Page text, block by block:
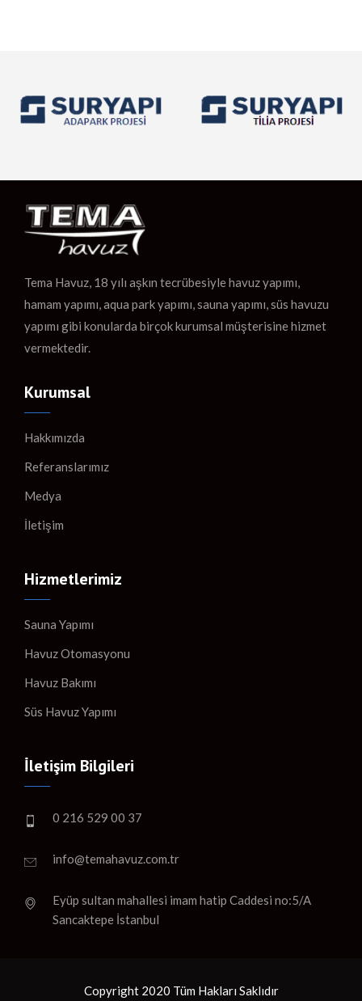
Tema Havuz, 18 yılı aşkın tecrübesiyle havuz yapımı,
hamam yapımı, aqua park yapımı, sauna yapımı, süs havuzu
yapımı gibi konularda birçok kurumsal müşterisine hizmet
vermektedir.
Kurumsal
Hakkımızda
Referanslarımız
Medya
İletişim
Hizmetlerimiz
Sauna Yapımı
Havuz Otomasyonu
Havuz Bakımı
Süs Havuz Yapımı
İletişim Bilgileri
0 216 529 00 37
info@temahavuz.com.tr
Eyüp sultan mahallesi imam hatip Caddesi no:5/A
Sancaktepe İstanbul
Copyright 2020 Tüm Hakları Saklıdır